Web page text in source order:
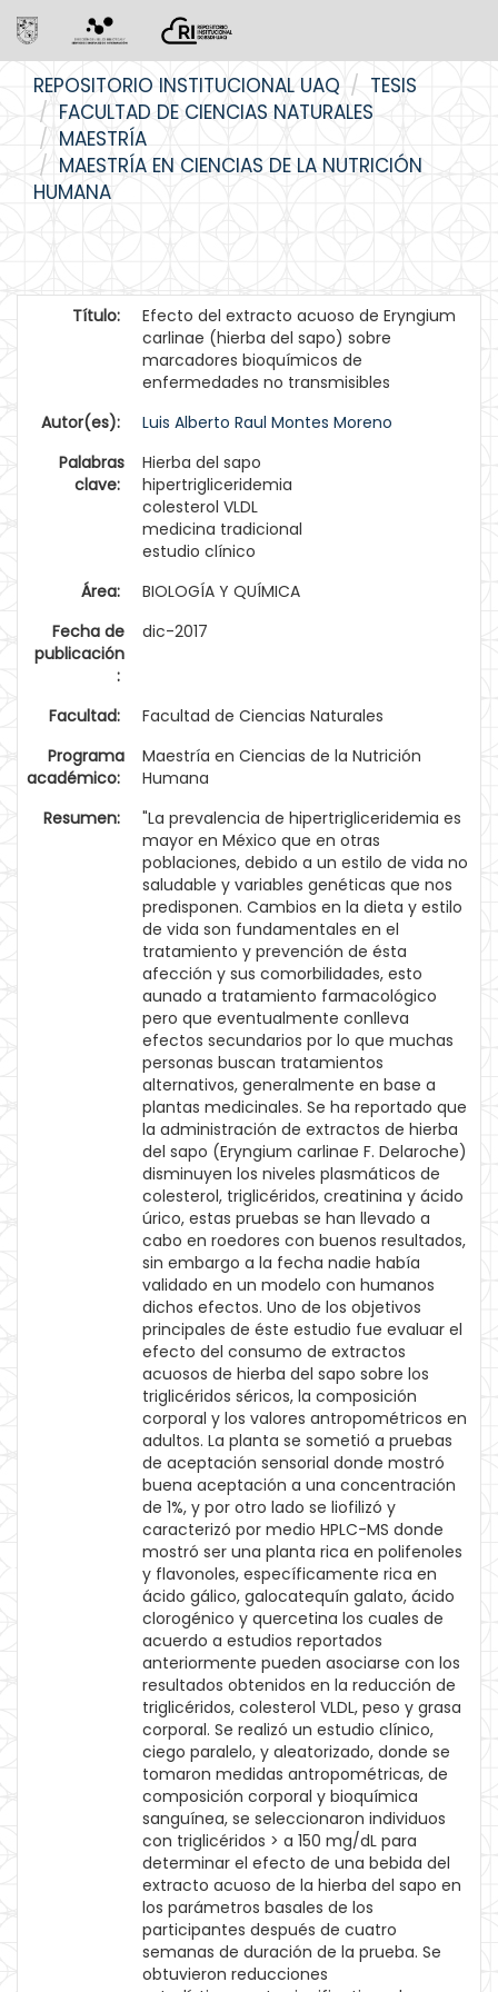
navigation
REPOSITORIO INSTITUCIONAL UAQ
TESIS
FACULTAD DE CIENCIAS NATURALES
MAESTRÍA
MAESTRÍA EN CIENCIAS DE LA NUTRICIÓN
HUMANA
Título:
Efecto del extracto acuoso de Eryngium
carlinae (hierba del sapo) sobre
marcadores bioquímicos de
enfermedades no transmisibles
Autor(es):
Luis Alberto Raul Montes Moreno
Palabras
clave:
Hierba del sapo
hipertrigliceridemia
colesterol VLDL
medicina tradicional
estudio clínico
Área:
BIOLOGÍA Y QUÍMICA
Fecha de
publicación
:
dic-2017
Facultad:
Facultad de Ciencias Naturales
Programa
académico:
Maestría en Ciencias de la Nutrición
Humana
Resumen:
"La prevalencia de hipertrigliceridemia es
mayor en México que en otras
poblaciones, debido a un estilo de vida no
saludable y variables genéticas que nos
predisponen. Cambios en la dieta y estilo
de vida son fundamentales en el
tratamiento y prevención de ésta
afección y sus comorbilidades, esto
aunado a tratamiento farmacológico
pero que eventualmente conlleva
efectos secundarios por lo que muchas
personas buscan tratamientos
alternativos, generalmente en base a
plantas medicinales. Se ha reportado que
la administración de extractos de hierba
del sapo (Eryngium carlinae F. Delaroche)
disminuyen los niveles plasmáticos de
colesterol, triglicéridos, creatinina y ácido
úrico, estas pruebas se han llevado a
cabo en roedores con buenos resultados,
sin embargo a la fecha nadie había
validado en un modelo con humanos
dichos efectos. Uno de los objetivos
principales de éste estudio fue evaluar el
efecto del consumo de extractos
acuosos de hierba del sapo sobre los
triglicéridos séricos, la composición
corporal y los valores antropométricos en
adultos. La planta se sometió a pruebas
de aceptación sensorial donde mostró
buena aceptación a una concentración
de 1%, y por otro lado se liofilizó y
caracterizó por medio HPLC-MS donde
mostró ser una planta rica en polifenoles
y flavonoles, específicamente rica en
ácido gálico, galocatequín galato, ácido
clorogénico y quercetina los cuales de
acuerdo a estudios reportados
anteriormente pueden asociarse con los
resultados obtenidos en la reducción de
triglicéridos, colesterol VLDL, peso y grasa
corporal. Se realizó un estudio clínico,
ciego paralelo, y aleatorizado, donde se
tomaron medidas antropométricas, de
composición corporal y bioquímica
sanguínea, se seleccionaron individuos
con triglicéridos > a 150 mg/dL para
determinar el efecto de una bebida del
extracto acuoso de la hierba del sapo en
los parámetros basales de los
participantes después de cuatro
semanas de duración de la prueba. Se
obtuvieron reducciones